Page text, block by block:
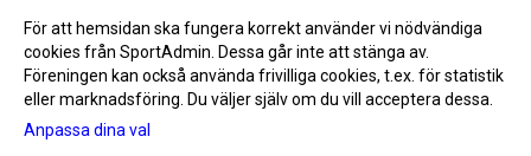
Upptaktsmöte för TIFs målvaktsskola 2015. 2015-01-19 09:33
GOD JUL OCH GOTT NYTT ÅR 2014-12-19 14:11
För att hemsidan ska fungera korrekt använder vi nödvändiga
cookies från SportAdmin. Dessa går inte att stänga av.
Föreningen kan också använda frivilliga cookies, t.ex. för statistik
eller marknadsföring. Du väljer själv om du vill acceptera dessa.
Anpassa dina val